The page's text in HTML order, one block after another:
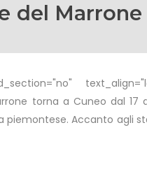
del Marrone
torna a Cuneo dal 17
piemontese. Accanto agli